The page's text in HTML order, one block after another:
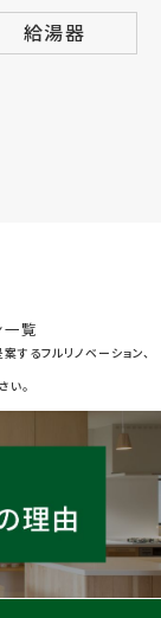
給湯器
一覧
するフルリノベーション、
い。